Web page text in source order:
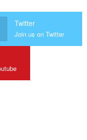
Twitter
Join us on Twitter